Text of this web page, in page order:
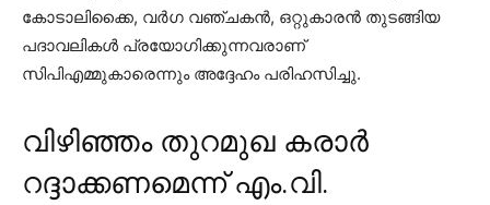
കോടാലിക്കൈ, വര്‍ഗ വഞ്ചകന്‍, ഒറ്റുകാരന്‍ തുടങ്ങിയ
പദാവലികള്‍ പ്രയോഗിക്കുന്നവരാണ്
സിപിഎമ്മുകാരെന്നും അദ്ദേഹം പരിഹസിച്ചു.
വിഴിഞ്ഞം തുറമുഖ കരാർ
റദ്ദാക്കണമെന്ന് എം.വി.